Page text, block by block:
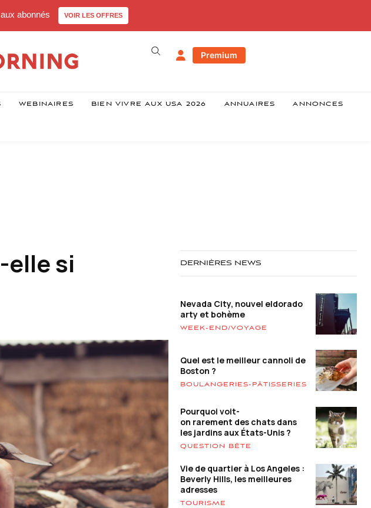
abonnés VOIR LES OFFRES
Premium
WEBINAIRES BIEN VIVRE AUX USA 2026 ANNUAIRES ANNONCES
elle si
DERNIÈRES NEWS
Nevada City, nouvel eldorado
arty et bohème
WEEK-END/VOYAGE
Quel est le meilleur cannoli de
Boston ?
BOULANGERIES-PÂTISSERIES
Pourquoi voit-
on rarement des chats dans
les jardins aux États-Unis ?
QUESTION BÊTE
Vie de quartier à Los Angeles :
Beverly Hills, les meilleures
adresses
TOURISME